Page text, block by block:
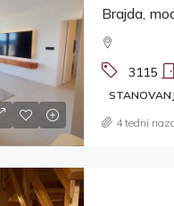
Brajda,
3115
4 tedni